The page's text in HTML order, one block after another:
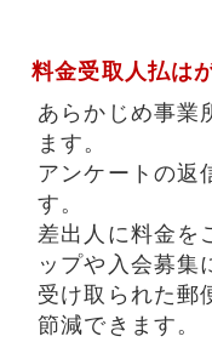
料金受取人払は
あらかじめ事業
ます。
アンケートの返
す。
差出人に料金を
ップや入会募集
受け取られた郵
節減できます。